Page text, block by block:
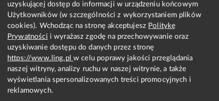
SŁOWNIK POLSKO-NIEMIECKI
SŁOWNIK POLSKO-ROSYJSKI
SŁOWNIK ANGIELSKO-POLSKI
SŁOWNIK FRANCUSKO-POLSKI
SŁOWNIK WŁOSKO-POLSKI
SŁOWNIK HISZPAŃSKO-POLSKI
SŁOWNIK NIEMIECKO-POLSKI
SŁOWNIK ROSYJSKO-POLSKI
O nas
KONTAKT Z REDAKCJĄ
uzyskującej dostęp do informacji w urządzeniu końcowym
Użytkowników (w szczególności z wykorzystaniem plików
cookies). Wchodząc na stronę akceptujesz Politykę
Prywatności i wyrażasz zgodę na przechowywanie oraz
uzyskiwanie dostępu do danych przez stronę
https://www.ling.plw celu poprawy jakości przeglądania
naszej witryny, analizy ruchu w naszej witrynie, a także
wyświetlania spersonalizowanych treści promocyjnych i
reklamowych.